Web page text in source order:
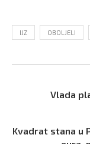
IJZ OBOLJELI
Vlada
Kvadrat stana u